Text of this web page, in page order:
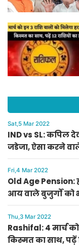
Sat,5 Mar 2022
IND vs SL: कपिल
जडेजा, ऐसा करने
Fri,4 Mar 2022
Old Age Pension:
आय वाले बुजुर्गों को
लाल का ऐलान
Thu,3 Mar 2022
Rashifal: 4 मार्च
किस्मत का साथ, पढ़ें